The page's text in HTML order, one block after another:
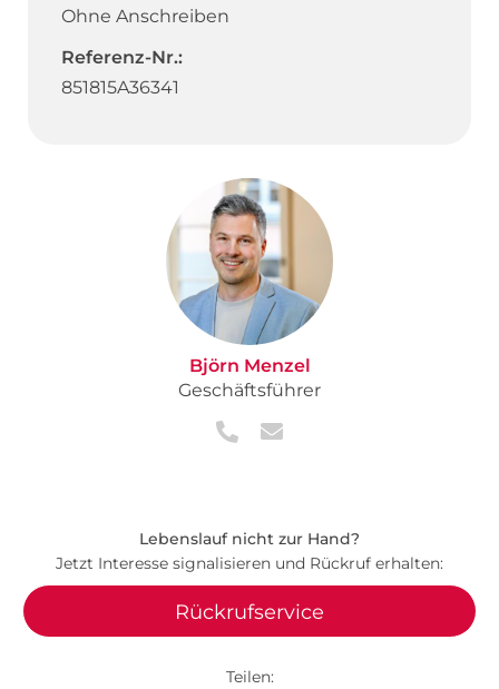
Ohne Anschreiben
Referenz-Nr.:
851815A36341
Björn Menzel
Geschäftsführer
Lebenslauf nicht zur Hand?
Jetzt Interesse signalisieren und Rückruf erhalten:
Rückrufservice
Teilen: